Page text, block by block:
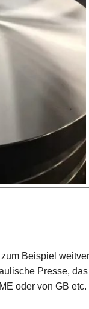
Beispiel
Presse, das
oder von GB etc.